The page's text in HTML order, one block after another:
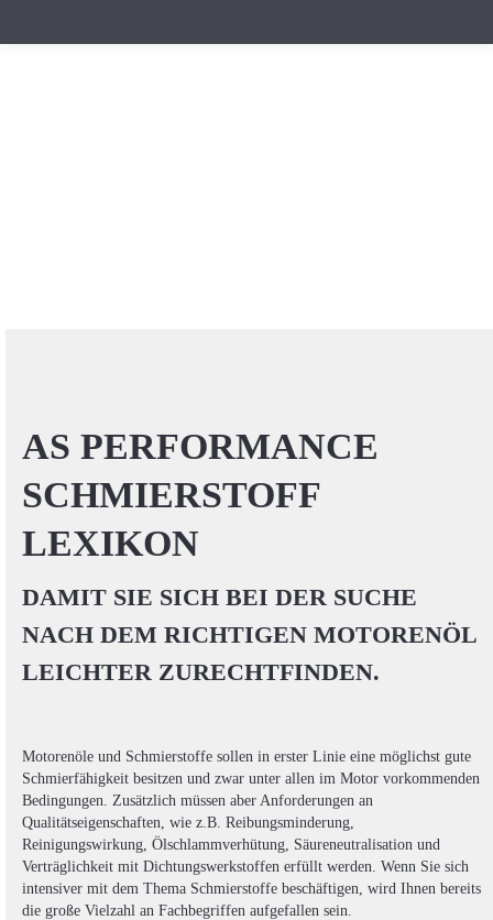
AS PERFORMANCE
SCHMIERSTOFF
LEXIKON
DAMIT SIE SICH BEI DER SUCHE
NACH DEM RICHTIGEN MOTORENÖL
LEICHTER ZURECHTFINDEN.
Motorenöle und Schmierstoffe sollen in erster Linie eine möglichst gute
Schmierfähigkeit besitzen und zwar unter allen im Motor vorkommenden
Bedingungen. Zusätzlich müssen aber Anforderungen an
Qualitätseigenschaften, wie z.B. Reibungsminderung,
Reinigungswirkung, Ölschlammverhütung, Säureneutralisation und
Verträglichkeit mit Dichtungswerkstoffen erfüllt werden. Wenn Sie sich
intensiver mit dem Thema Schmierstoffe beschäftigen, wird Ihnen bereits
die große Vielzahl an Fachbegriffen aufgefallen sein.